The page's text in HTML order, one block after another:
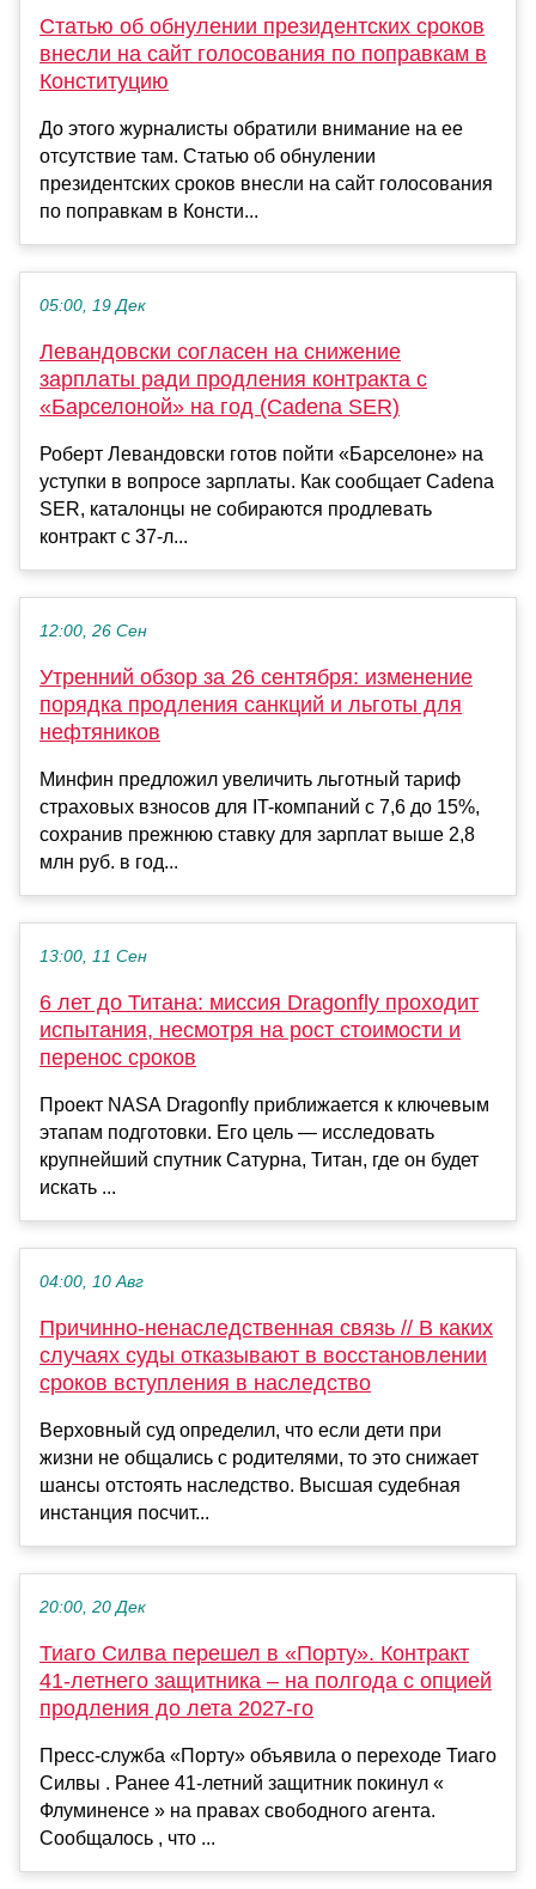
Статью об обнулении президентских сроков
внесли на сайт голосования по поправкам в
Конституцию
До этого журналисты обратили внимание на ее
отсутствие там. Статью об обнулении
президентских сроков внесли на сайт голосования
по поправкам в Консти...
05:00, 19 Дек
Левандовски согласен на снижение
зарплаты ради продления контракта с
«Барселоной» на год (Cadena SER)
Роберт Левандовски готов пойти «Барселоне» на
уступки в вопросе зарплаты. Как сообщает Cadena
SER, каталонцы не собираются продлевать
контракт с 37-л...
12:00, 26 Сен
Утренний обзор за 26 сентября: изменение
порядка продления санкций и льготы для
нефтяников
Минфин предложил увеличить льготный тариф
страховых взносов для IT-компаний с 7,6 до 15%,
сохранив прежнюю ставку для зарплат выше 2,8
млн руб. в год...
13:00, 11 Сен
6 лет до Титана: миссия Dragonfly проходит
испытания, несмотря на рост стоимости и
перенос сроков
Проект NASA Dragonfly приближается к ключевым
этапам подготовки. Его цель — исследовать
крупнейший спутник Сатурна, Титан, где он будет
искать ...
04:00, 10 Авг
Причинно-ненаследственная связь // В каких
случаях суды отказывают в восстановлении
сроков вступления в наследство
Верховный суд определил, что если дети при
жизни не общались с родителями, то это снижает
шансы отстоять наследство. Высшая судебная
инстанция посчит...
20:00, 20 Дек
Тиаго Силва перешел в «Порту». Контракт
41-летнего защитника – на полгода с опцией
продления до лета 2027-го
Пресс-служба «Порту» объявила о переходе Тиаго
Силвы . Ранее 41-летний защитник покинул «
Флуминенсе » на правах свободного агента.
Сообщалось , что ...